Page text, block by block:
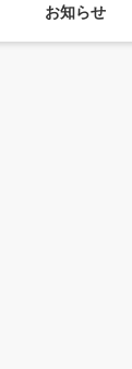
お知らせ